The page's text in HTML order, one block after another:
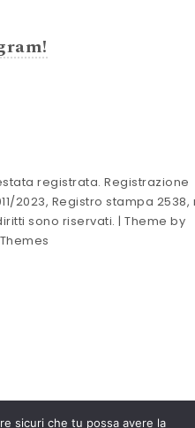
registrata. Registrazione
2023, Registro stampa 2538,
sono riservati. | Theme by
sicuri che tu possa avere la